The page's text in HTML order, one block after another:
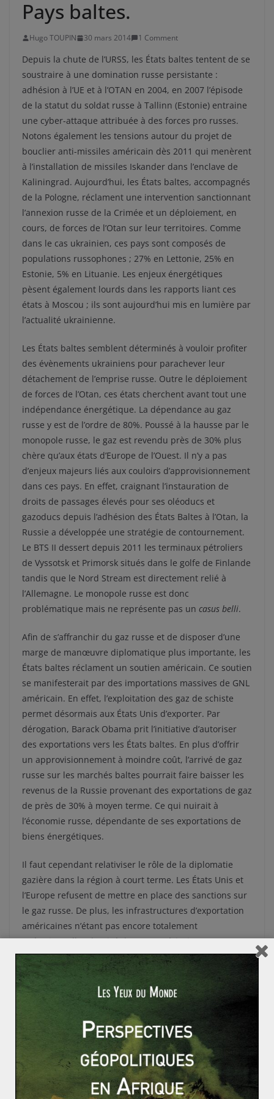
Pays baltes.
Hugo TOUPIN 30 mars 2014 1 Comment
Depuis la chute de l’URSS, les États baltes tentent de se
soustraire à une domination russe persistante :
adhésion à l’UE et à l’OTAN en 2004, en 2007 l’épisode
de la statut du soldat russe à Tallinn (Estonie) entraine
une cyber-attaque attribuée à des forces pro russes.
Notons également les tensions autour du projet de
bouclier anti-missiles américain dès 2011 qui menèrent
à l’installation de missiles Iskander dans l’enclave de
Kaliningrad. Aujourd’hui, les États baltes, accompagnés
de la Pologne, réclament une intervention sanctionnant
l’annexion russe de la Crimée et un déploiement, en
cours, de forces de l’Otan sur leur territoires. Comme
dans le cas ukrainien, ces pays sont composés de
populations russophones ; 27% en Lettonie, 25% en
Estonie, 5% en Lituanie. Les enjeux énergétiques
pèsent également lourds dans les rapports liant ces
états à Moscou ; ils sont aujourd’hui mis en lumière par
l’actualité ukrainienne.
Les États baltes semblent déterminés à vouloir profiter
des évènements ukrainiens pour parachever leur
détachement de l’emprise russe. Outre le déploiement
de forces de l’Otan, ces états cherchent avant tout une
indépendance énergétique. La dépendance au gaz
russe y est de l’ordre de 80%. Poussé à la hausse par le
monopole russe, le gaz est revendu près de 30% plus
chère qu’aux états d’Europe de l’Ouest. Il n’y a pas
d’enjeux majeurs liés aux couloirs d’approvisionnement
dans ces pays. En effet, craignant l’instauration de
droits de passages élevés pour ses oléoducs et
gazoducs depuis l’adhésion des États Baltes à l’Otan, la
Russie a développée une stratégie de contournement.
Le BTS II dessert depuis 2011 les terminaux pétroliers
de Vyssotsk et Primorsk situés dans le golfe de Finlande
tandis que le Nord Stream est directement relié à
l’Allemagne. Le monopole russe est donc
problématique mais ne représente pas un casus belli.
Afin de s’affranchir du gaz russe et de disposer d’une
marge de manœuvre diplomatique plus importante, les
États baltes réclament un soutien américain. Ce soutien
se manifesterait par des importations massives de GNL
américain. En effet, l’exploitation des gaz de schiste
permet désormais aux États Unis d’exporter. Par
dérogation, Barack Obama prit l’initiative d’autoriser
des exportations vers les États baltes. En plus d’offrir
un approvisionnement à moindre coût, l’arrivé de gaz
russe sur les marchés baltes pourrait faire baisser les
revenus de la Russie provenant des exportations de gaz
de près de 30% à moyen terme. Ce qui nuirait à
l’économie russe, dépendante de ses exportations de
biens énergétiques.
Il faut cependant relativiser le rôle de la diplomatie
gazière dans la région à court terme. Les États Unis et
l’Europe refusent de mettre en place des sanctions sur
le gaz russe. De plus, les infrastructures d’exportation
américaines n’étant pas encore totalement
opérationnelles, l’arrivé du GNL américain en Europe
ne se fera pas avant 2015. Il s’agit probablement, alors
que des négociations avec la Russie sur la question
ukrainienne s’engage, de montrer à Vladimir Poutine
que le chantage gazier ne peut pas être utilisé. En
arrière plan, l’aide américaine, bien qu’inopérante pour
l’instant, arrive à point nommé dans les négociations